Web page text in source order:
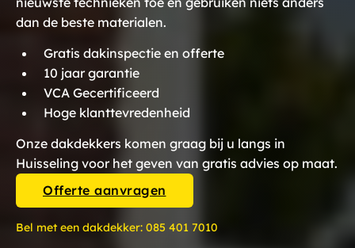
dan de beste materialen.
Gratis dakinspectie en offerte
10 jaar garantie
VCA Gecertificeerd
Hoge klanttevredenheid
Onze dakdekkers komen graag bij u langs in
Huisseling voor het geven van gratis advies op maat.
Offerte aanvragen
Bel met een dakdekker: 085 401 7010